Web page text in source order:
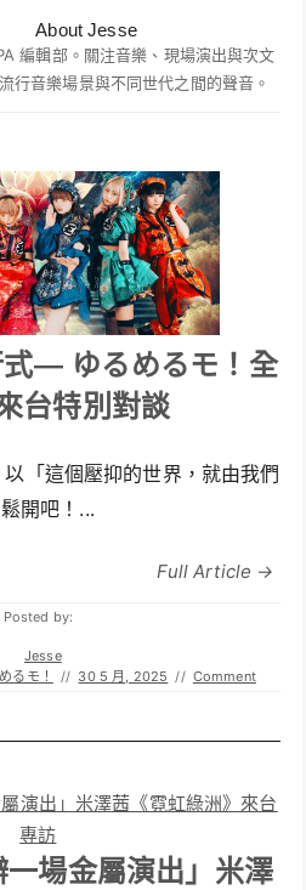
About Jesse
編輯部。關注音樂、現場演出與次文
行音樂場景與不同世代之間的聲音。
式— ゆるめるモ！全
台特別對談
「這個壓抑的世界，就由我們
開吧！...
Full Article →
Posted by:
Jesse
るモ！ // 30 5 月, 2025 // Comment
一場金屬演出」米澤